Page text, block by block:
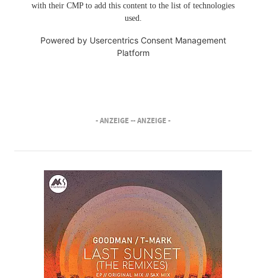
with their CMP to add this content to the list of technologies
used.
Powered by Usercentrics Consent Management
Platform
- ANZEIGE -- ANZEIGE -